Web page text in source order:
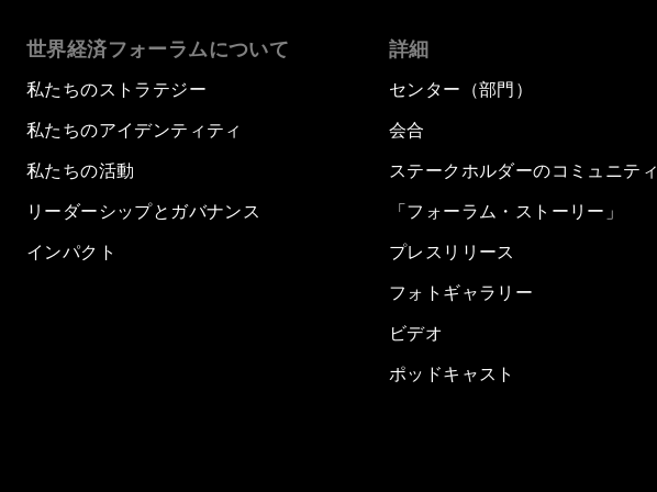
世界経済フォーラムについて
私たちのストラテジー
私たちのアイデンティティ
私たちの活動
リーダーシップとガバナンス
インパクト
詳細
センター（部門）
会合
ステークホルダーのコミュニティ
「フォーラム・ストーリー」
プレスリリース
フォトギャラリー
ビデオ
ポッドキャスト